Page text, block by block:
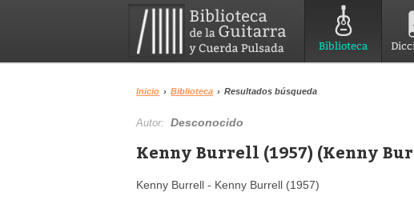
Biblioteca
Inicio › Biblioteca › Resultados búsqueda
Autor:Desconocido
Kenny Burrell (1957) (Kenny
Kenny Burrell - Kenny Burrell (1957)